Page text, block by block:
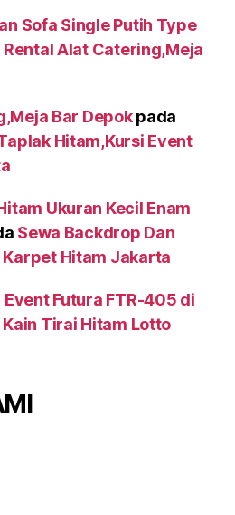
Sofa Single Putih Type
Rental Alat Catering,Meja
Bar Depokpada
Hitam,Kursi Event
Ukuran Kecil Enam
Sewa Backdrop Dan
Hitam Jakarta
Futura FTR-405 di
Kain Tirai Hitam Lotto